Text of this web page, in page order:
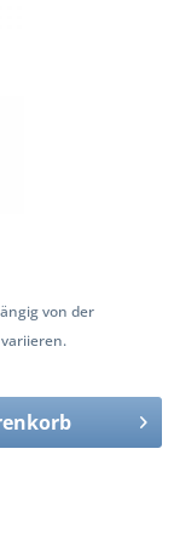
von der